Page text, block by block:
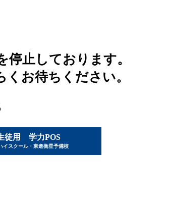
止しております。
お待ちください。
徒用 学力POS
イスクール・東進衛星予備校